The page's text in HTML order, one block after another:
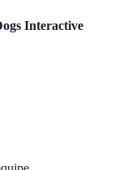
Interactive